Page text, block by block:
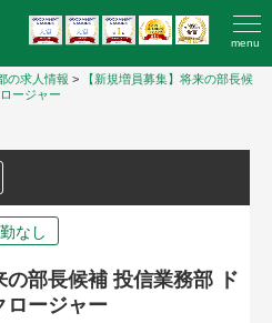
menu
の求人情報 >
【新規増員募集】将来の部長候
ージャー
なし
の部長候補 投信業務部 ド
ロージャー